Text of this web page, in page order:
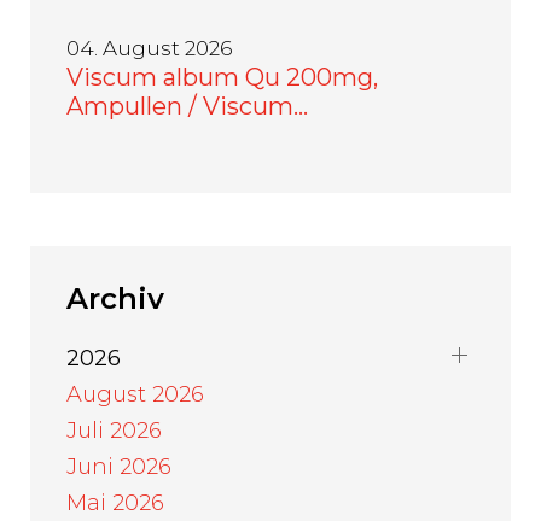
04. August 2026
Viscum album Qu 200mg,
Ampullen / Viscum…
Archiv
2026
August 2026
Juli 2026
Juni 2026
Mai 2026